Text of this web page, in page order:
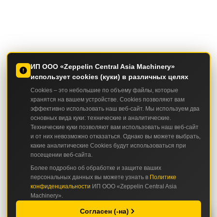
ИП ООО «Zeppelin Central Asia Machinery»
использует cookies (куки) в различных целях
Cookies – это небольшие по объему файлы, которые
хранятся на вашем устройстве. Cookies позволяют вам
эффективно использовать наш веб-сайт. Мы используем два
основных вида куки: технические и аналитические.
Технические куки позволяют вам использовать наш веб-сайт
и от них невозможно отказаться. Однако вы можете выбрать,
какие аналитические Cookies будут использоваться при
посещении веб-сайта.
Более подробно об обработке и защите ваших
персональных данных вы можете узнать в Политике
конфиденциальности ИП ООО «Zeppelin Central Asia
Machinery».
Согласен (-на)